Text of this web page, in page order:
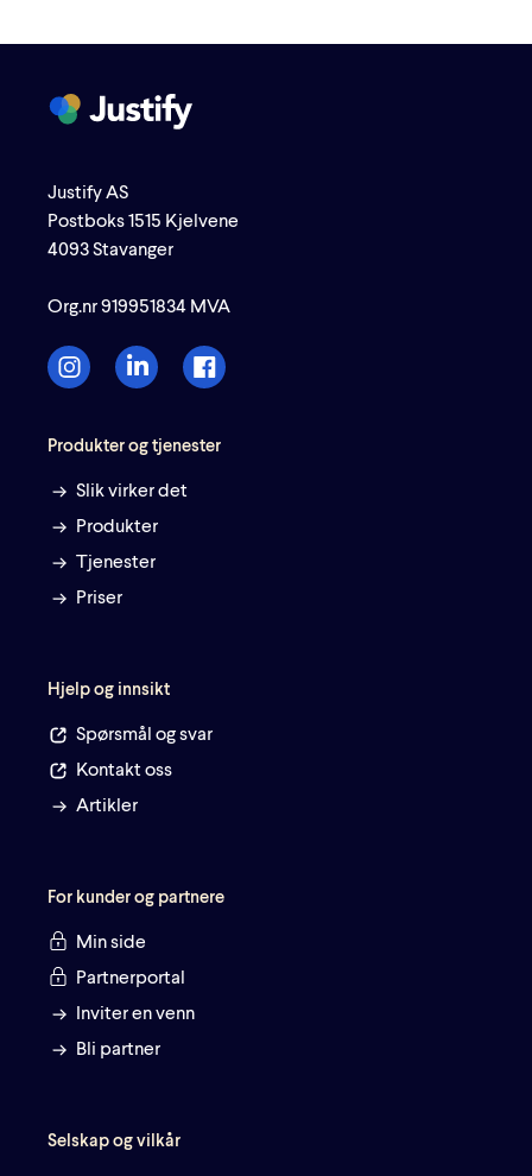
Justify AS
Postboks 1515 Kjelvene
4093 Stavanger
Org.nr 919951834 MVA
Produkter og tjenester
Slik virker det
Produkter
Tjenester
Priser
Hjelp og innsikt
Spørsmål og svar
Kontakt oss
Artikler
For kunder og partnere
Min side
Partnerportal
Inviter en venn
Bli partner
Selskap og vilkår